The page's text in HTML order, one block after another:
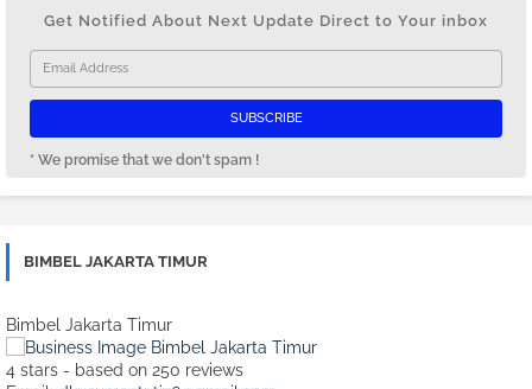
Get Notified About Next Update Direct to Your inbox
* We promise that we don't spam !
BIMBEL JAKARTA TIMUR
Bimbel Jakarta Timur
4 stars - based on 250 reviews